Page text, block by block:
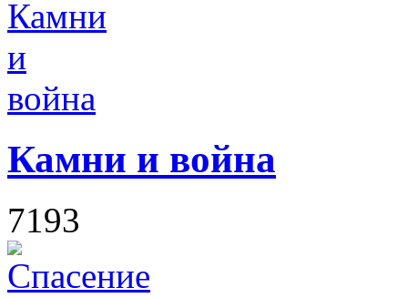
Камни и война
7193